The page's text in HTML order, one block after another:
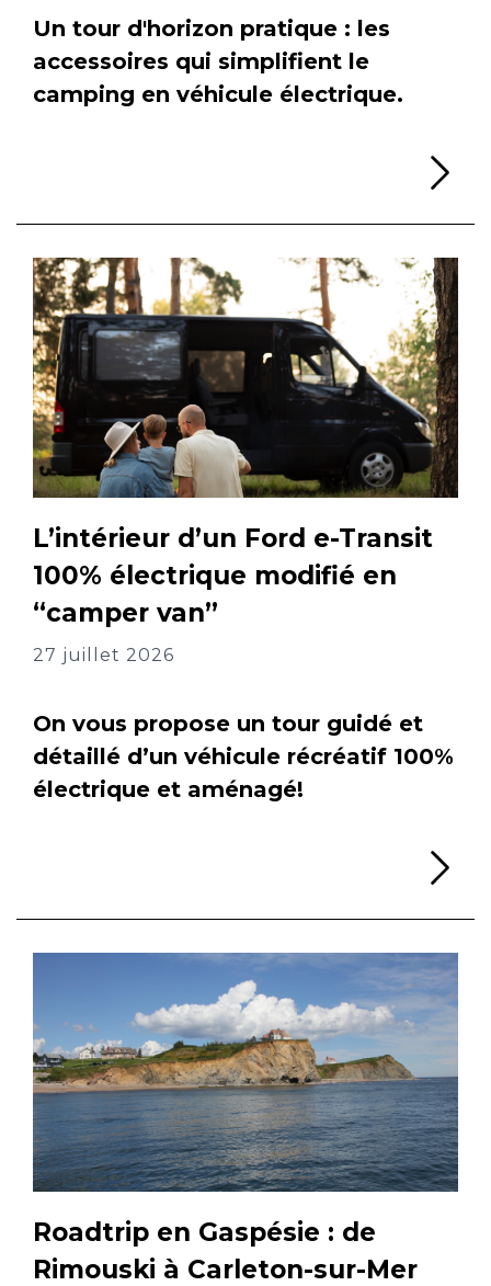
Un tour d'horizon pratique : les
accessoires qui simplifient le
camping en véhicule électrique.
L’intérieur d’un Ford e-Transit
100% électrique modifié en
“camper van”
27 juillet 2026
On vous propose un tour guidé et
détaillé d’un véhicule récréatif 100%
électrique et aménagé!
Roadtrip en Gaspésie : de
Rimouski à Carleton-sur-Mer